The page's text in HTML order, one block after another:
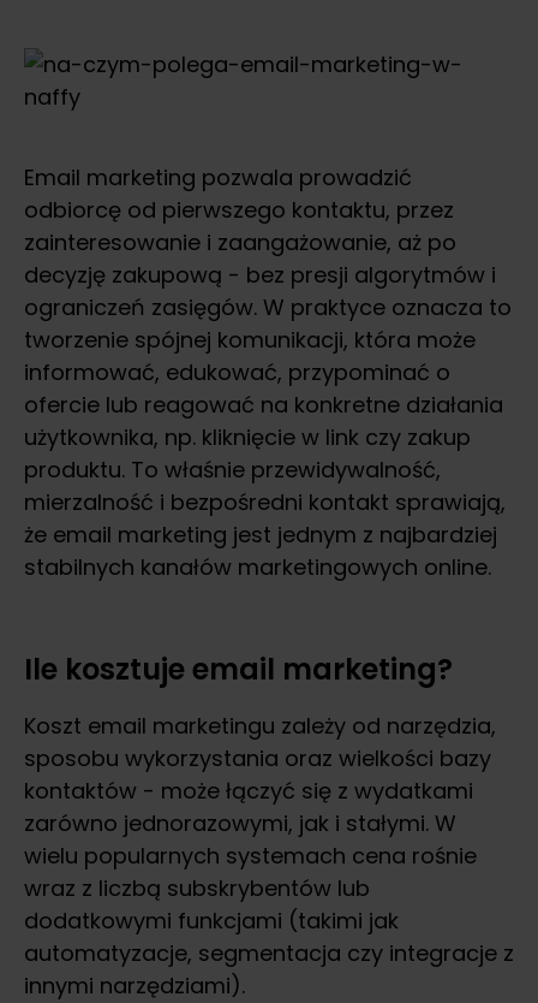
Email marketing pozwala prowadzić
odbiorcę od pierwszego kontaktu, przez
zainteresowanie i zaangażowanie, aż po
decyzję zakupową - bez presji algorytmów i
ograniczeń zasięgów. W praktyce oznacza to
tworzenie spójnej komunikacji, która może
informować, edukować, przypominać o
ofercie lub reagować na konkretne działania
użytkownika, np. kliknięcie w link czy zakup
produktu. To właśnie przewidywalność,
mierzalność i bezpośredni kontakt sprawiają,
że email marketing jest jednym z najbardziej
stabilnych kanałów marketingowych online.
Ile kosztuje email marketing?
Koszt email marketingu zależy od narzędzia,
sposobu wykorzystania oraz wielkości bazy
kontaktów - może łączyć się z wydatkami
zarówno jednorazowymi, jak i stałymi. W
wielu popularnych systemach cena rośnie
wraz z liczbą subskrybentów lub
dodatkowymi funkcjami (takimi jak
automatyzacje, segmentacja czy integracje z
innymi narzędziami).